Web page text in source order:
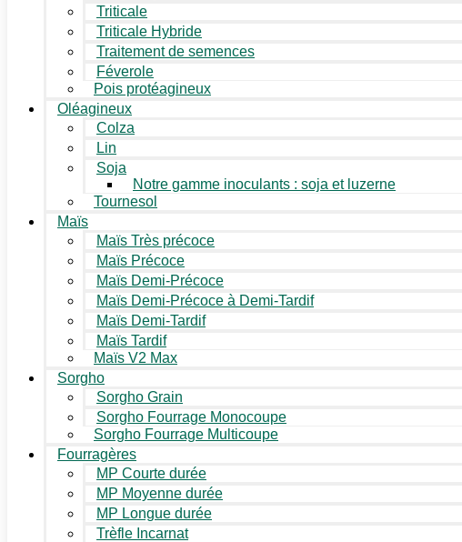
Triticale
Triticale Hybride
Traitement de semences
Féverole
Pois protéagineux
Oléagineux
Colza
Lin
Soja
Notre gamme inoculants : soja et luzerne
Tournesol
Maïs
Maïs Très précoce
Maïs Précoce
Maïs Demi-Précoce
Maïs Demi-Précoce à Demi-Tardif
Maïs Demi-Tardif
Maïs Tardif
Maïs V2 Max
Sorgho
Sorgho Grain
Sorgho Fourrage Monocoupe
Sorgho Fourrage Multicoupe
Fourragères
MP Courte durée
MP Moyenne durée
MP Longue durée
Trèfle Incarnat